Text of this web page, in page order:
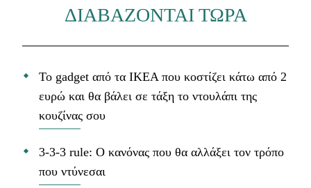
ΔΙΑΒΑΖΟΝΤΑΙ ΤΩΡΑ
Το gadget από τα IKEA που κοστίζει κάτω από 2
ευρώ και θα βάλει σε τάξη το ντουλάπι της
κουζίνας σου
3-3-3 rule: Ο κανόνας που θα αλλάξει τον τρόπο
που ντύνεσαι